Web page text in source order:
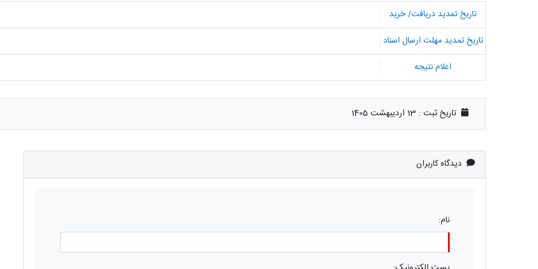
تاریخ تمدید دریافت/ خرید
تاریخ تمدید مهلت ارسال اسناد
اعلام نتیجه
تاریخ ثبت : 13 اردیبهشت 1405
دیدگاه کاربران
نام: